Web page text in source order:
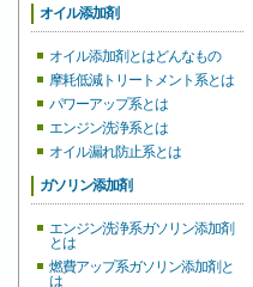
オイル添加剤
オイル添加剤とはどんなもの
摩耗低減トリートメント系とは
パワーアップ系とは
エンジン洗浄系とは
オイル漏れ防止系とは
ガソリン添加剤
エンジン洗浄系ガソリン添加剤
とは
燃費アップ系ガソリン添加剤と
は